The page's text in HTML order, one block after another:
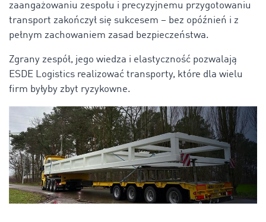
zaangażowaniu zespołu i precyzyjnemu przygotowaniu
transport zakończył się sukcesem – bez opóźnień i z
pełnym zachowaniem zasad bezpieczeństwa.
Zgrany zespół, jego wiedza i elastyczność pozwalają
ESDE Logistics realizować transporty, które dla wielu
firm byłyby zbyt ryzykowne.